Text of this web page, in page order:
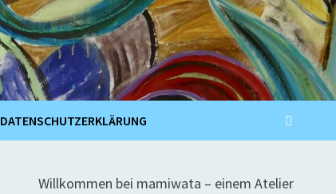
DATENSCHUTZERKLÄRUNG
Willkommen bei mamiwata – einem Atelier